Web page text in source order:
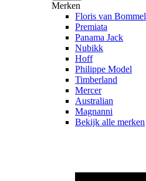
Merken
Floris van Bommel
Premiata
Panama Jack
Nubikk
Hoff
Philippe Model
Timberland
Mercer
Australian
Magnanni
Bekijk alle merken